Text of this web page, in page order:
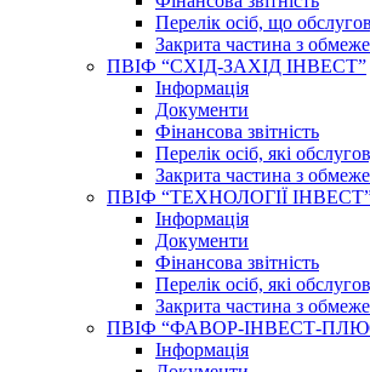
Перелік осіб, що
Закрита частина з
ПВІФ “СХІД-ЗАХІД ІНВЕСТ”
Інформація
Документи
Фінансова звітність
Перелік осіб, які
Закрита частина з
ПВІФ “ТЕХНОЛОГІЇ
Інформація
Документи
Фінансова звітність
Перелік осіб, які
Закрита частина з
ПВІФ “ФАВОР-ІНВЕСТ-
Інформація